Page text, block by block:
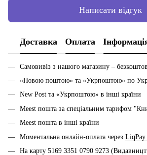
Написати відгук
Доставка Оплата
Самовивіз з нашого магазину –
«Новою поштою» та «Укрпоштою» по
New Post та «Укрпоштою» в інші країни
Meest пошта за спеціальним тарифом
Meest пошта в інші країни
Моментальна онлайн-оплата через LiqPay
На карту 5169 3351 0790 9273